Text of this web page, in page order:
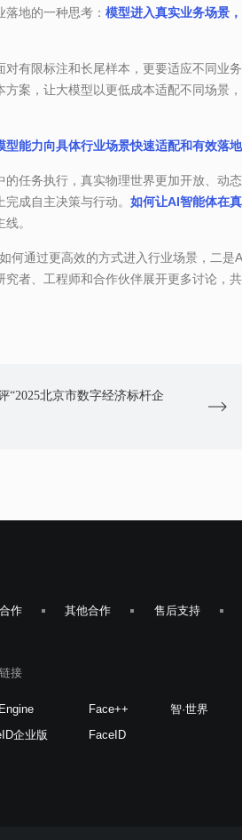
地的一种思考： 模型进入真实业务场景
有限标注和长尾样本，更要适应不同业
案，让大模型以更低成本适配不同场景
能力向具体行业场景快速适配和有效落地
任务执行，真实物理世界更加开放、动
成自主决策与行动。 如何让AI智能体在
。
何通过更高效的方式进入行业场景，二是
者、工程师和合作伙伴展开更多讨论，
“2025北京市数字经济标杆企
作 其他合作 售后支持
接
企业版
Face++
FaceID
智·世界